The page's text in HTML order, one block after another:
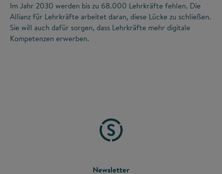
Im Jahr 2030 werden bis zu 68.000 Lehrkräfte fehlen. Die
Allianz für Lehrkräfte arbeitet daran, diese Lücke zu schließen.
Sie will auch dafür sorgen, dass Lehrkräfte mehr digitale
Kompetenzen erwerben.
Newsletter